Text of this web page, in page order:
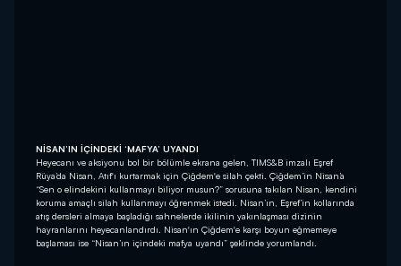
NİSAN’IN İÇİNDEKİ ‘MAFYA’ UYANDI
Heyecanı ve aksiyonu bol bir bölümle ekrana gelen, TIMS&B imzalı Eşref
Rüya’da Nisan, Atıf'ı kurtarmak için Çiğdem'e silah çekti. Çiğdem’in Nisan’a
“Sen o elindekini kullanmayı biliyor musun?” sorusuna takılan Nisan, kendini
koruma amaçlı silah kullanmayı öğrenmek istedi. Nisan’ın, Eşref’in kollarında
atış dersleri almaya başladığı sahnelerde ikilinin yakınlaşması dizinin
hayranlarını heyecanlandırdı. Nisan'ın Çiğdem'e karşı boyun eğmemeye
başlaması ise “Nisan’ın içindeki mafya uyandı” şeklinde yorumlandı.